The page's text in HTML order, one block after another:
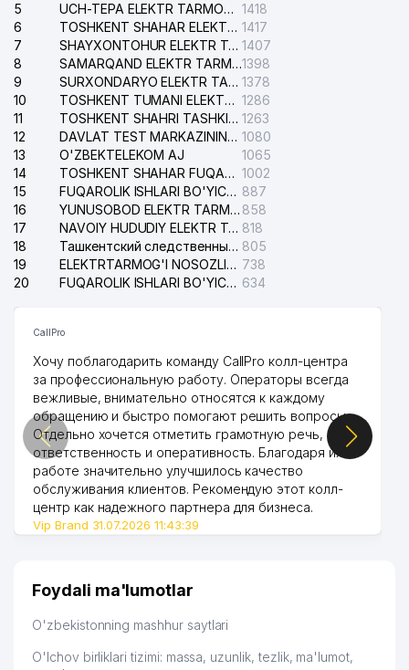
5
UCH-TEPA ELEKTR TARMOG'I NOSOZLIKLARI XIZMATI 1418
6
TOSHKENT SHAHAR ELEKTR TARMOQLARI KORXONASI AJ 1417
7
SHAYXONTOHUR ELEKTR TARMOG'I NOSOZLIKLARINI TUZATISH XIZMATI 1407
8
SAMARQAND ELEKTR TARMOQLARI AJ1398
9
SURXONDARYO ELEKTR TARMOQLARI AJ 1378
10
TOSHKENT TUMANI ELEKTR TARMOG'I AVARIYA XIZMATI 1286
11
TOSHKENT SHAHRI TASHKILOT TELEFONLARI HAQIDA MA'LUMOT BYUROSI 1263
12
DAVLAT TEST MARKAZINING ISHONCH TELEFONLARI 1080
13
O'ZBEKTELEKOM AJ
1065
14
TOSHKENT SHAHAR FUQAROLIK ISHLARI BO'YICHA SUDI 1002
15
FUQAROLIK ISHLARI BO'YICHA YAKKASAROY TUMANLARARO SUDI 887
16
YUNUSOBOD ELEKTR TARMOG'I NOSOZLIKLARI XIZMATI 858
17
NAVOIY HUDUDIY ELEKTR TARMOQLARI KORXONASI AJ 818
18
Ташкентский следственный изолятор 805
19
ELEKTRTARMOG'I NOSOZLIKLARINI TO'ZATISH SERGELI XIZMATI 738
20
FUQAROLIK ISHLARI BO'YICHA UCH-TEPA TUMANI SUDI 634
CallPro
Хочу поблагодарить команду CallPro колл-центра
за профессиональную работу. Операторы всегда
вежливые, внимательно относятся к каждому
обращению и быстро помогают решить вопросы.
Отдельно хочется отметить грамотную речь,
ответственность и оперативность. Благодаря их
работе значительно улучшилось качество
обслуживания клиентов. Рекомендую этот колл-
центр как надежного партнера для бизнеса.
Vip Brand 31.07.2026 11:43:39
Foydali ma'lumotlar
O'zbekistonning mashhur saytlari
O'lchov birliklari tizimi: massa, uzunlik, tezlik, ma'lumot,